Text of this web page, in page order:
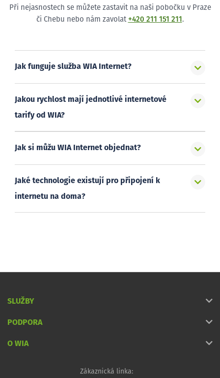
Při nejasnostech se můžete zastavit na naši pobočku v Praze
či Chebu nebo nám zavolat +420 211 151 211 .
Jak funguje služba WIA Internet?
Jakou rychlost mají jednotlivé internetové
tarify od WIA?
Jak si můžu WIA Internet objednat?
Jaké technologie existují pro připojení k
internetu na doma?
SLUŽBY
PODPORA
O WIA
Zákaznická linka: